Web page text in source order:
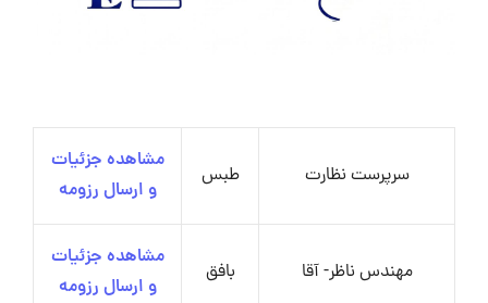
سرپرست نظارت طبس
مشاهده جزئیات
و ارسال رزومه
مهندس ناظر- آقا بافق
مشاهده جزئیات
و ارسال رزومه